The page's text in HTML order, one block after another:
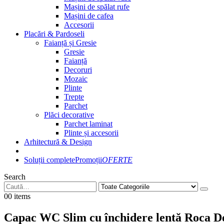
Mașini de spălat rufe
Mașini de cafea
Accesorii
Placări & Pardoseli
Faianță și Gresie
Gresie
Faianță
Decoruri
Mozaic
Plinte
Trepte
Parchet
Plăci decorative
Parchet laminat
Plinte și accesorii
Arhitectură & Design
Soluții completePromoțiiOFERTE
Search
00 items
Capac WC Slim cu închidere lentă Roca